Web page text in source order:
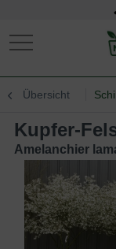
Übersicht
Kupfer-
Amelanchier